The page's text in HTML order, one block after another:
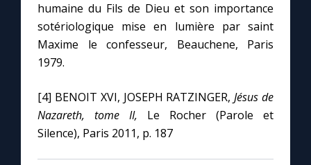
humaine du Fils de Dieu et son importance
sotériologique mise en lumière par saint
Maxime le confesseur, Beauchene, Paris
1979.
[4] BENOIT XVI, JOSEPH RATZINGER,Jésus de
Nazareth, tome II, Le Rocher (Parole et
Silence), Paris 2011, p. 187